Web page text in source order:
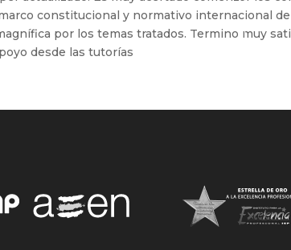
constitucional y normativo internacional
por los temas tratados. Termino muy
desde las tutorías